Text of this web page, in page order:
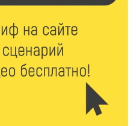
внимание при